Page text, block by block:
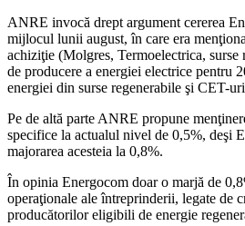
ANRE invocă drept argument cererea
mijlocul lunii august, în care era
achiziţie (Molgres, Termoelectrica, surse
de producere a energiei electrice pentru
energiei din surse regenerabile şi CET-
Pe de altă parte ANRE propune
specifice la actualul nivel de 0,5%, deşi
majorarea acesteia la 0,8%.
În opinia Energocom doar o marjă de
operaţionale ale întreprinderii, legate de
producătorilor eligibili de energie